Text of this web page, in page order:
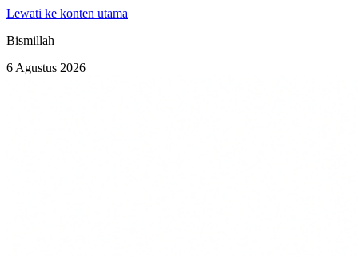
Lewati ke konten utama
Bismillah
6 Agustus 2026